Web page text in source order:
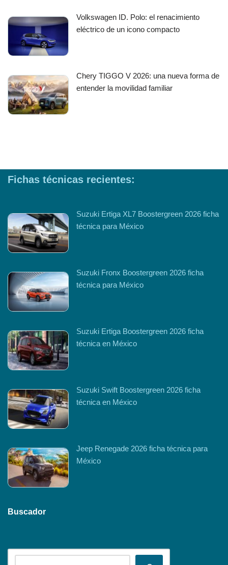
Volkswagen ID. Polo: el renacimiento
eléctrico de un icono compacto
Chery TIGGO V 2026: una nueva forma de
entender la movilidad familiar
Fichas técnicas recientes:
Suzuki Ertiga XL7 Boostergreen 2026 ficha
técnica para México
Suzuki Fronx Boostergreen 2026 ficha
técnica para México
Suzuki Ertiga Boostergreen 2026 ficha
técnica en México
Suzuki Swift Boostergreen 2026 ficha
técnica en México
Jeep Renegade 2026 ficha técnica para
México
Buscador